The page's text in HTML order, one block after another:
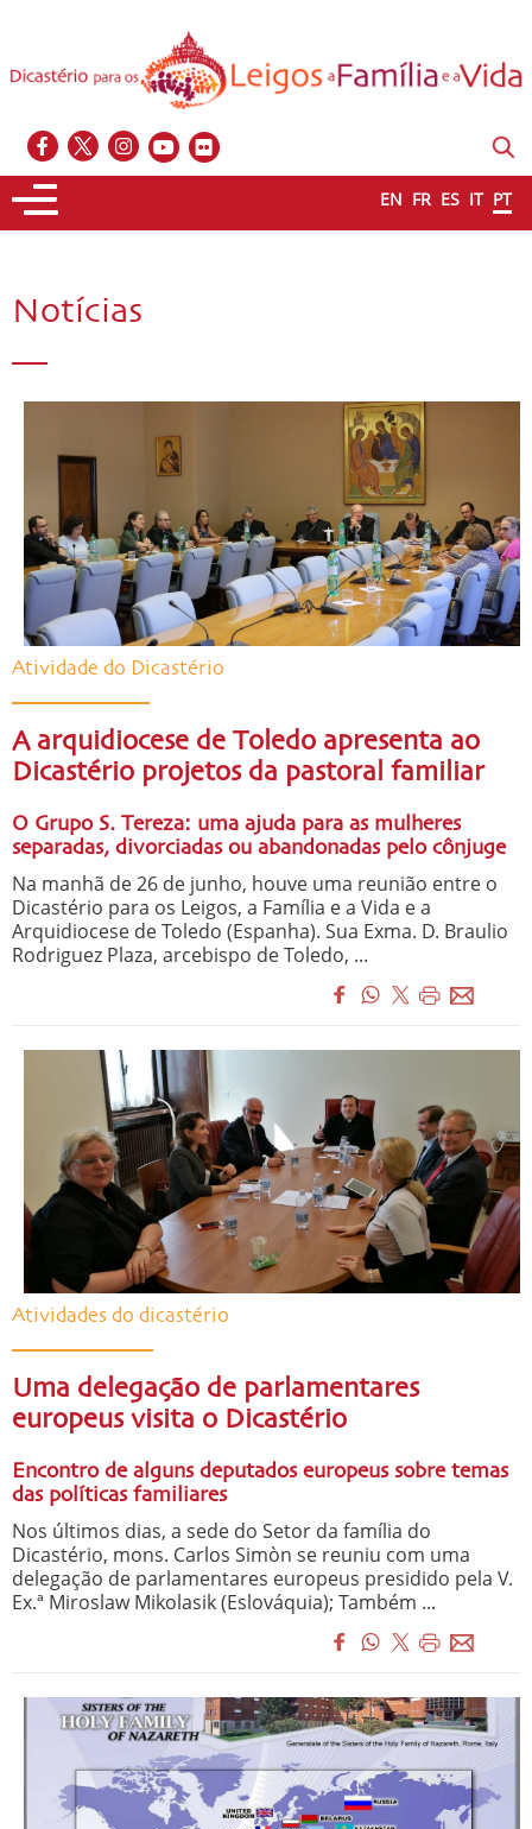
EN FR ES IT PT
Notícias
Atividade do Dicastério
A arquidiocese de Toledo apresenta ao
Dicastério projetos da pastoral familiar
O Grupo S. Tereza: uma ajuda para as mulheres
separadas, divorciadas ou abandonadas pelo cônjuge
Na manhã de 26 de junho, houve uma reunião entre o
Dicastério para os Leigos, a Família e a Vida e a
Arquidiocese de Toledo (Espanha). Sua Exma. D. Braulio
Rodriguez Plaza, arcebispo de Toledo, ...
Atividades do dicastério
Uma delegação de parlamentares
europeus visita o Dicastério
Encontro de alguns deputados europeus sobre temas
das políticas familiares
Nos últimos dias, a sede do Setor da família do
Dicastério, mons. Carlos Simòn se reuniu com uma
delegação de parlamentares europeus presidido pela V.
Ex.ª Miroslaw Mikolasik (Eslováquia); Também ...